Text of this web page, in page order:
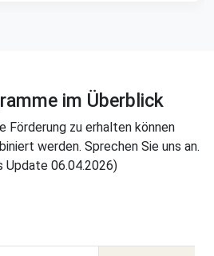
im Überblick
Förderung zu erhalten können
werden. Sprechen Sie uns an.
06.04.2026)